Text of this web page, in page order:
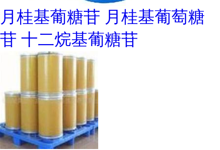
月桂基葡糖苷 月桂基葡萄糖
苷 十二烷基葡糖苷